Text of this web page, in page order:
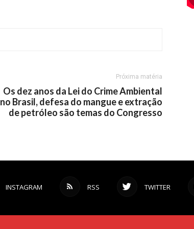
Próxima matéria
Os dez anos da Lei do Crime Ambiental
no Brasil, defesa do mangue e extração
de petróleo são temas do Congresso
INSTAGRAM RSS TWITTER